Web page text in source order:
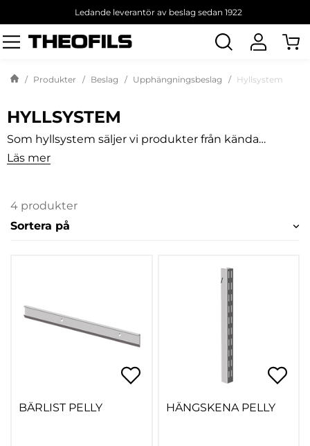
Ledande leverantör av beslag sedan 1922
Sök
produkt
Produkter Beslag Upphängningsbeslag Hyllsystem
HYLLSYSTEM
Som hyllsystem säljer vi produkter från kända
varumärket Pelly. Systemet innefattar
upphängningsskenor, konsoler och bärlist. Finns i
Läs mer
4 produkter
Sortera på
BÄRLIST PELLY HÄNGSKENA PELLY